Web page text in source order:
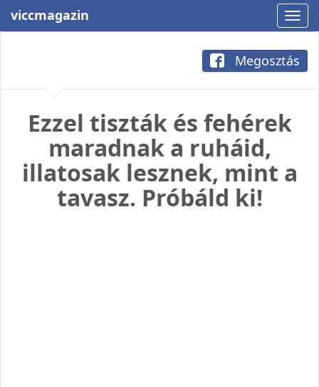
viccmagazin
Megosztás
Ezzel tiszták és fehérek
maradnak a ruháid,
illatosak lesznek, mint a
tavasz. Próbáld ki!